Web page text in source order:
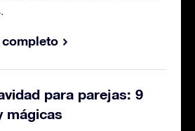
para parejas: 9
mágicas